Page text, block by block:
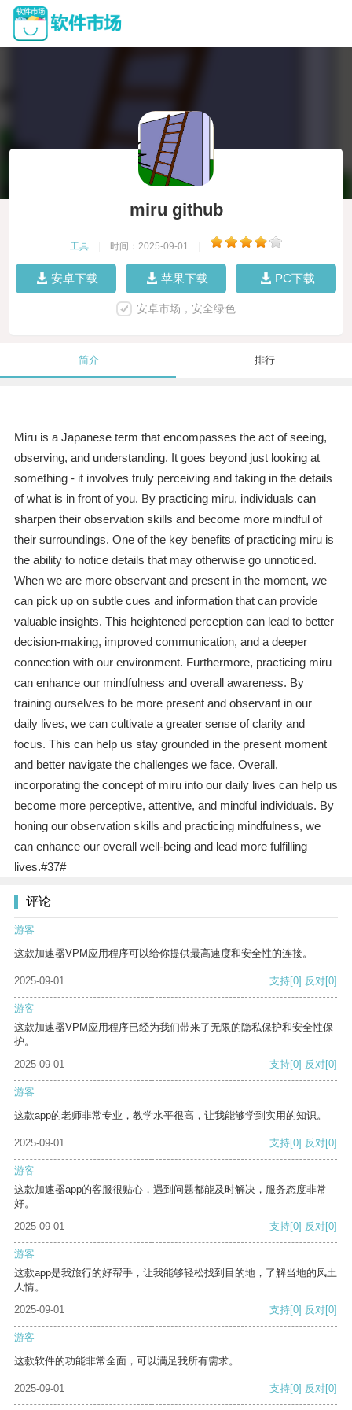
miru github
工具 时间：2025-09-01
安卓下载 苹果下载 PC下载
安卓市场，安全绿色
简介 排行
Miru is a Japanese term that encompasses the act of seeing,
observing, and understanding. It goes beyond just looking at
something - it involves truly perceiving and taking in the details
of what is in front of you. By practicing miru, individuals can
sharpen their observation skills and become more mindful of
their surroundings. One of the key benefits of practicing miru is
the ability to notice details that may otherwise go unnoticed.
When we are more observant and present in the moment, we
can pick up on subtle cues and information that can provide
valuable insights. This heightened perception can lead to better
decision-making, improved communication, and a deeper
connection with our environment. Furthermore, practicing miru
can enhance our mindfulness and overall awareness. By
training ourselves to be more present and observant in our
daily lives, we can cultivate a greater sense of clarity and
focus. This can help us stay grounded in the present moment
and better navigate the challenges we face. Overall,
incorporating the concept of miru into our daily lives can help us
become more perceptive, attentive, and mindful individuals. By
honing our observation skills and practicing mindfulness, we
can enhance our overall well-being and lead more fulfilling
lives.#37#
评论
游客
这款加速器VPM应用程序可以给你提供最高速度和安全性的连接。
2025-09-01 支持[0] 反对[0]
游客
这款加速器VPM应用程序已经为我们带来了无限的隐私保护和安全性保
护。
2025-09-01
支持[0] 反对[0]
游客
这款app的老师非常专业，教学水平很高，让我能够学到实用的知识。
2025-09-01 支持[0] 反对[0]
游客
这款加速器app的客服很贴心，遇到问题都能及时解决，服务态度非常
好。
2025-09-01
支持[0] 反对[0]
游客
这款app是我旅行的好帮手，让我能够轻松找到目的地，了解当地的风土
人情。
2025-09-01
支持[0] 反对[0]
游客
这款软件的功能非常全面，可以满足我所有需求。
2025-09-01 支持[0] 反对[0]